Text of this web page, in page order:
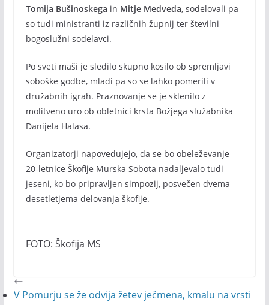
Tomija Bušinoskega in Mitje Medveda, sodelovali pa
so tudi ministranti iz različnih župnij ter številni
bogoslužni sodelavci.
Po sveti maši je sledilo skupno kosilo ob spremljavi
soboške godbe, mladi pa so se lahko pomerili v
družabnih igrah. Praznovanje se je sklenilo z
molitveno uro ob obletnici krsta Božjega služabnika
Danijela Halasa.
Organizatorji napovedujejo, da se bo obeleževanje
20-letnice Škofije Murska Sobota nadaljevalo tudi
jeseni, ko bo pripravljen simpozij, posvečen dvema
desetletjema delovanja škofije.
FOTO: Škofija MS
V Pomurju se že odvija žetev ječmena, kmalu na vrsti